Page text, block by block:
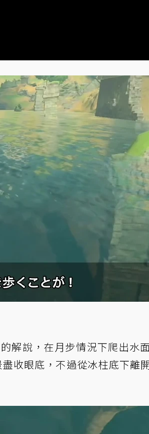
解說，在月步情況下爬出水
收眼底，不過從冰柱底下離